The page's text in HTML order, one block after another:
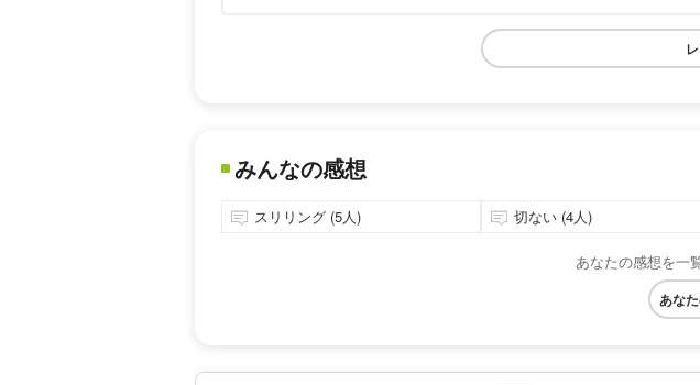
みんなの感想
スリリング (5人) 切ない (4人)
あなたの感想を一
あな